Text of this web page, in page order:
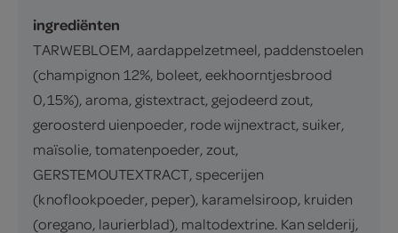
ingrediënten
TARWEBLOEM, aardappelzetmeel, paddenstoelen
(champignon 12%, boleet, eekhoorntjesbrood
0,15%), aroma, gistextract, gejodeerd zout,
geroosterd uienpoeder, rode wijnextract, suiker,
maïsolie, tomatenpoeder, zout,
GERSTEMOUTEXTRACT, specerijen
(knoflookpoeder, peper), karamelsiroop, kruiden
(oregano, laurierblad), maltodextrine. Kan selderij,